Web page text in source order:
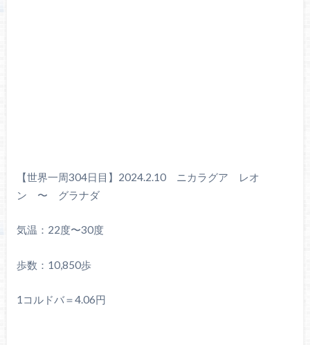
【世界一周304日目】2024.2.10 ニカラグア レオ
ン 〜 グラナダ
気温：22度〜30度
歩数：10,850歩
1コルドバ＝4.06円